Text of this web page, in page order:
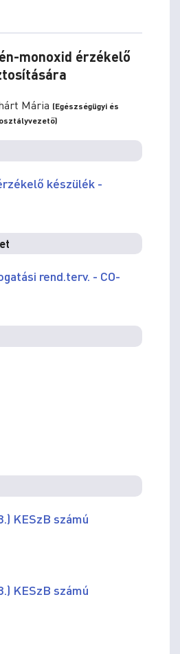
monoxid érzékelő
Mária (Egészségügyi és
készülék -
rend.terv. - CO-
KESzB számú
KESzB számú